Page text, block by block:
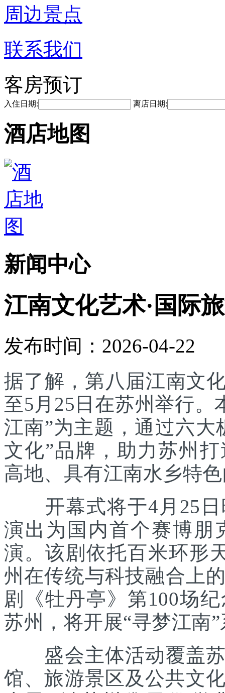
周边景点
联系我们
客房预订
入住日期: 离店日期:
酒店地图
新闻中心
江南文化艺术·国际
发布时间：2026-04-22
据了解，第八届江南文
至5月25日在苏州举行。
江南”为主题，通过六
文化”品牌，助力苏州
高地、具有江南水乡特
开幕式将于4月25日
演出为国内首个赛博朋
演。该剧依托百米环形
州在传统与科技融合上
剧《牡丹亭》第100场
苏州，将开展“寻梦江南
盛会主体活动覆盖苏
馆、旅游景区及公共文